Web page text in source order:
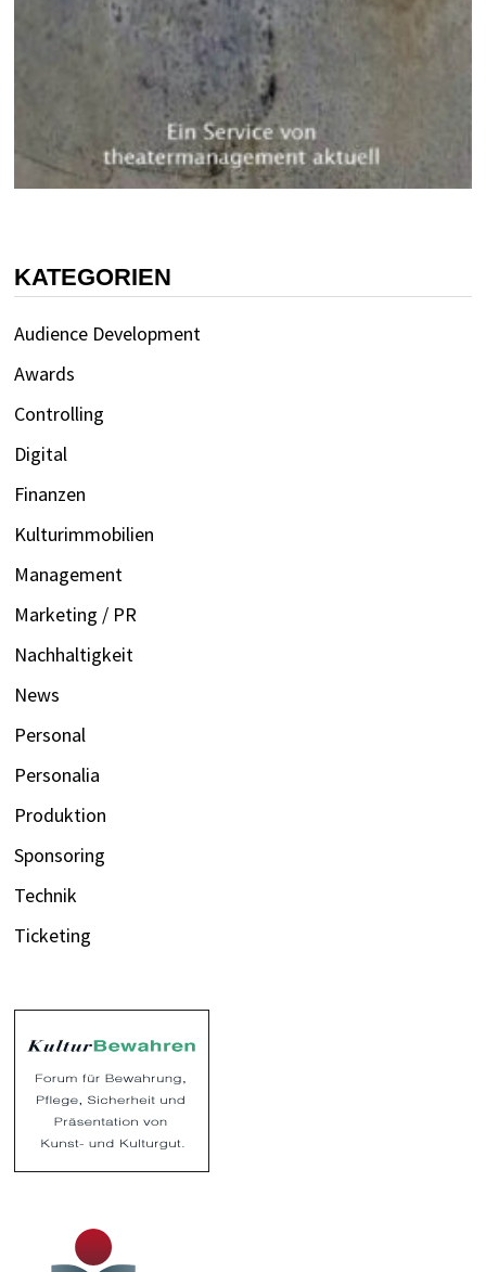
KATEGORIEN
Audience Development
Awards
Controlling
Digital
Finanzen
Kulturimmobilien
Management
Marketing / PR
Nachhaltigkeit
News
Personal
Personalia
Produktion
Sponsoring
Technik
Ticketing